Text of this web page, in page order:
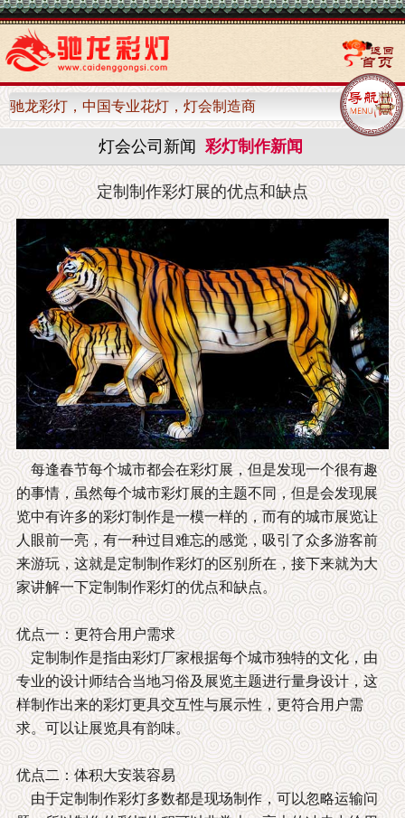
驰龙彩灯，中国专业花灯，灯会制造商
灯会公司新闻 彩灯制作新闻
定制制作彩灯展的优点和缺点
每逢春节每个城市都会在彩灯展，但是发现一个很有趣
的事情，虽然每个城市彩灯展的主题不同，但是会发现展
览中有许多的彩灯制作是一模一样的，而有的城市展览让
人眼前一亮，有一种过目难忘的感觉，吸引了众多游客前
来游玩，这就是定制制作彩灯的区别所在，接下来就为大
家讲解一下定制制作彩灯的优点和缺点。
优点一：更符合用户需求
定制制作是指由彩灯厂家根据每个城市独特的文化，由
专业的设计师结合当地习俗及展览主题进行量身设计，这
样制作出来的彩灯更具交互性与展示性，更符合用户需
求。可以让展览具有韵味。
优点二：体积大安装容易
由于定制制作彩灯多数都是现场制作，可以忽略运输问